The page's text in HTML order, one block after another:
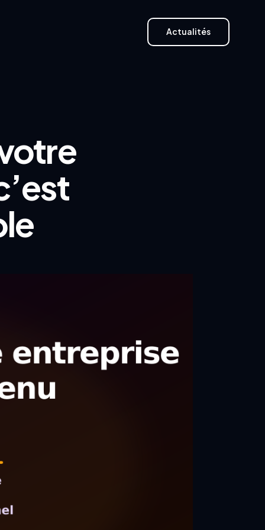
Actualités